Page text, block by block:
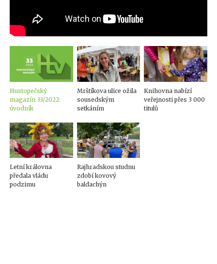
Hustopečský
magazín 33/2022:
úvodník
Mrštíkova ulice ožila
sousedským
setkáním
Knihovna nabízí
veřejnosti přes 3 000
titulů
Letní královna
předala vládu
podzimu
Rajhradskou studnu
zdobí kovový
baldachýn